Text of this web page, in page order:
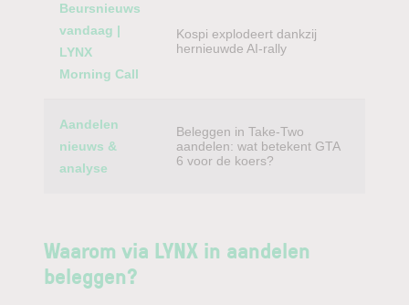
Beursnieuws
vandaag |
LYNX
Morning Call
Kospi explodeert dankzij
hernieuwde AI-rally
Aandelen
nieuws &
analyse
Beleggen in Take-Two
aandelen: wat betekent GTA
6 voor de koers?
Waarom via LYNX in aandelen
beleggen?